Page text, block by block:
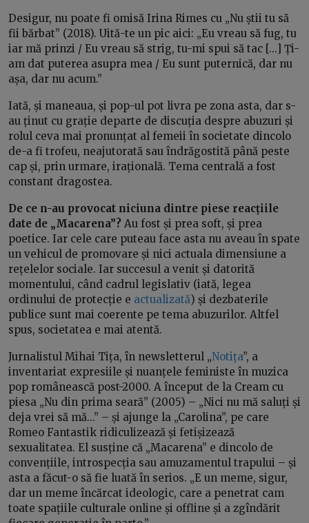
Desigur, nu poate fi omisă Irina Rimes cu „Nu știi tu să
fii bărbat” (2018). Uită-te un pic aici: „Eu vreau să fug, tu
iar mă prinzi / Eu vreau să strig, tu-mi spui să tac [...] Ți-
am dat puterea asupra mea / Eu sunt puternică, dar nu
așa, dar nu acum.”
Iată, și maneaua, și pop-ul pot livra pe zona asta, dar s-
au ținut cu grație departe de discuția despre abuzuri și
rolul ceva mai pronunțat al femeii în societate dincolo
de-a fi trofeu, neajutorată sau îndrăgostită până peste
cap și, prin urmare, irațională. Tema centrală a fost
constant dragostea.
De ce n-au provocat niciuna dintre piese reacțiile
date de „Macarena”? Au fost și prea soft, și prea
poetice. Iar cele care puteau face asta nu aveau în spate
un vehicul de promovare și nici actuala dimensiune a
rețelelor sociale. Iar succesul a venit și datorită
momentului, când cadrul legislativ (iată, legea
ordinului de protecție e actualizată) și dezbaterile
publice sunt mai coerente pe tema abuzurilor. Altfel
spus, societatea e mai atentă.
Jurnalistul Mihai Tița, în newsletterul „Notița”, a
inventariat expresiile și nuanțele feministe în muzica
pop românească post-2000. A început de la Cream cu
piesa „Nu din prima seară” (2005) – „Nici nu mă saluți și
deja vrei să mă...” – și ajunge la „Carolina”, pe care
Romeo Fantastik ridiculizează și fetișizează
sexualitatea. El susține că „Macarena” e dincolo de
convențiile, introspecția sau amuzamentul trapului – și
asta a făcut-o să fie luată în serios. „E un meme, sigur,
dar un meme încărcat ideologic, care a penetrat cam
toate spațiile culturale online și offline și a zgîndărit